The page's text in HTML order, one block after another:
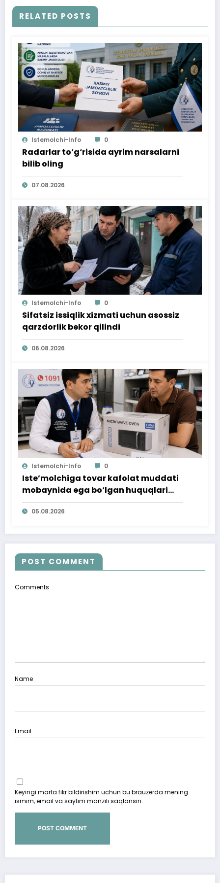
RELATED POSTS
Istemolchi-Info 0
Radarlar to‘g‘risida ayrim narsalarni
bilib oling
07.08.2026
Istemolchi-Info 0
Sifatsiz issiqlik xizmati uchun asossiz
qarzdorlik bekor qilindi
06.08.2026
Istemolchi-Info 0
Iste’molchiga tovar kafolat muddati
mobaynida ega bo‘lgan huquqlari
ta’minlab berildi
05.08.2026
POST COMMENT
Comments
Name
Email
Keyingi marta fikr bildirishim uchun bu brauzerda mening
ismim, email va saytim manzili saqlansin.